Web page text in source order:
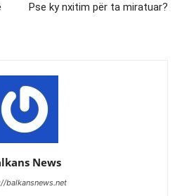
Pse ky nxitim për ta miratuar?
News
balkansnews.net